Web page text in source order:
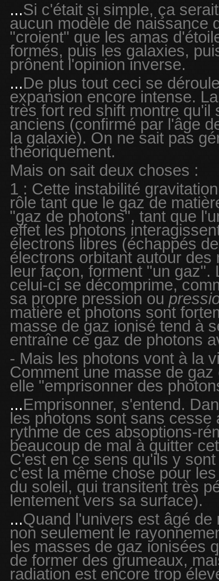
...Si c'était si simple, ça
aucun modèle de naissance
"croient" que les amas
formés, puis les galaxies,
prônent l'opinion inverse.
...De plus tout ceci se
expansion encore intense.
très fort red shift montre qu'il
anciens (confirmé par l'âge
la galaxie). On ne sait pas
théoriquement.
Mais on sait deux choses :
1 : Cette instabilité
rôle tant que le gaz de
"gaz de photons", tant que
effet les photons
électrons libres (échappés
électrons orbitant autour
leur façon, forment "un gaz".
celui-ci se décomprime,
sa propre pression ou
matière et photons sont
masse de gaz ionisé tend à
entraîne ce gaz de photons
- Mais les photons vont à la
Comment une masse de
elle "emprisonner des
...Emprisonner, s'entend.
les photons sont sans cesse
rythme de ces absoptions-
beaucoup de mal à quitter
C'est en ce sens qu'ils y
c'est la même chose pour
du soleil, qui transitent très
lentement vers sa surface).
...Quand l'univers est âgé
non seulement le
les masses de gaz ionisées
de former des grumeaux,
radiation est encore trop